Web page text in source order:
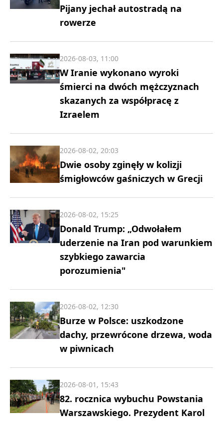
Pijany jechał autostradą na
rowerze
W Iranie wykonano wyroki
śmierci na dwóch mężczyznach
skazanych za współpracę z
Izraelem
2026-08-03, 11:00
Dwie osoby zginęły w kolizji
śmigłowców gaśniczych w Grecji
2026-08-02, 20:03
Donald Trump: „Odwołałem
uderzenie na Iran pod warunkiem
szybkiego zawarcia
porozumienia"
2026-08-02, 15:25
Burze w Polsce: uszkodzone
dachy, przewrócone drzewa, woda
w piwnicach
2026-08-02, 12:30
82. rocznica wybuchu Powstania
Warszawskiego. Prezydent Karol
2026-08-01, 15:43